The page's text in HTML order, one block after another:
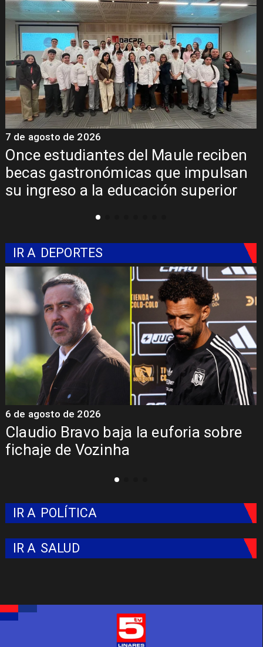
Once estudiantes del Maule reciben
becas gastronómicas que impulsan
su ingreso a la educación superior
7 de agosto de 2026
IR A DEPORTES
Claudio Bravo baja la euforia sobre
fichaje de Vozinha
6 de agosto de 2026
IR A POLÍTICA
IR A SALUD